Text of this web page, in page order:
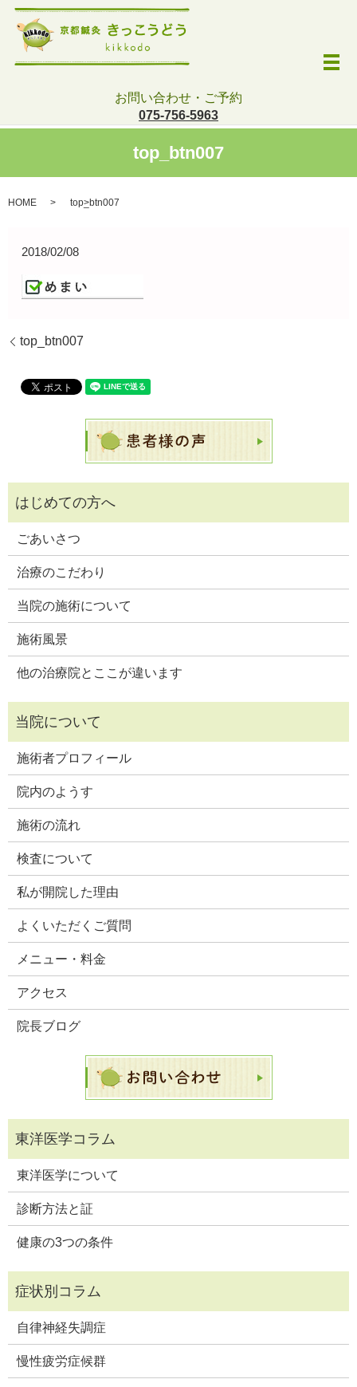
お問い合わせ・ご予約
075-756-5963
メ
top_btn007
HOME top_btn007
2018/02/08
top_btn007
ごあいさつ
治療のこだわり
当院の施術について
施術風景
他の治療院とここが違います
施術者プロフィール
院内のようす
施術の流れ
検査について
私が開院した理由
よくいただくご質問
メニュー・料金
アクセス
院長ブログ
東洋医学について
診断方法と証
健康の3つの条件
自律神経失調症
慢性疲労症候群